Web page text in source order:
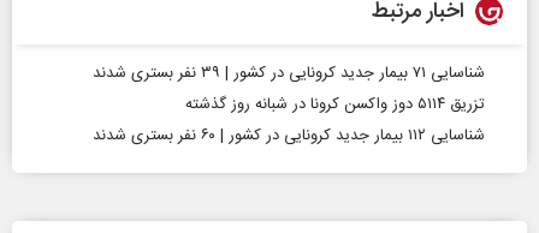
اخبار مرتبط
شناسایی ۷۱ بیمار جدید کرونایی در کشور | ۳۹ نفر بستری شدند
تزریق ۵۱۱۴ دوز واکسن کرونا در شبانه روز گذشته
شناسایی ۱۱۲ بیمار جدید کرونایی در کشور | ۶۰ نفر بستری شدند